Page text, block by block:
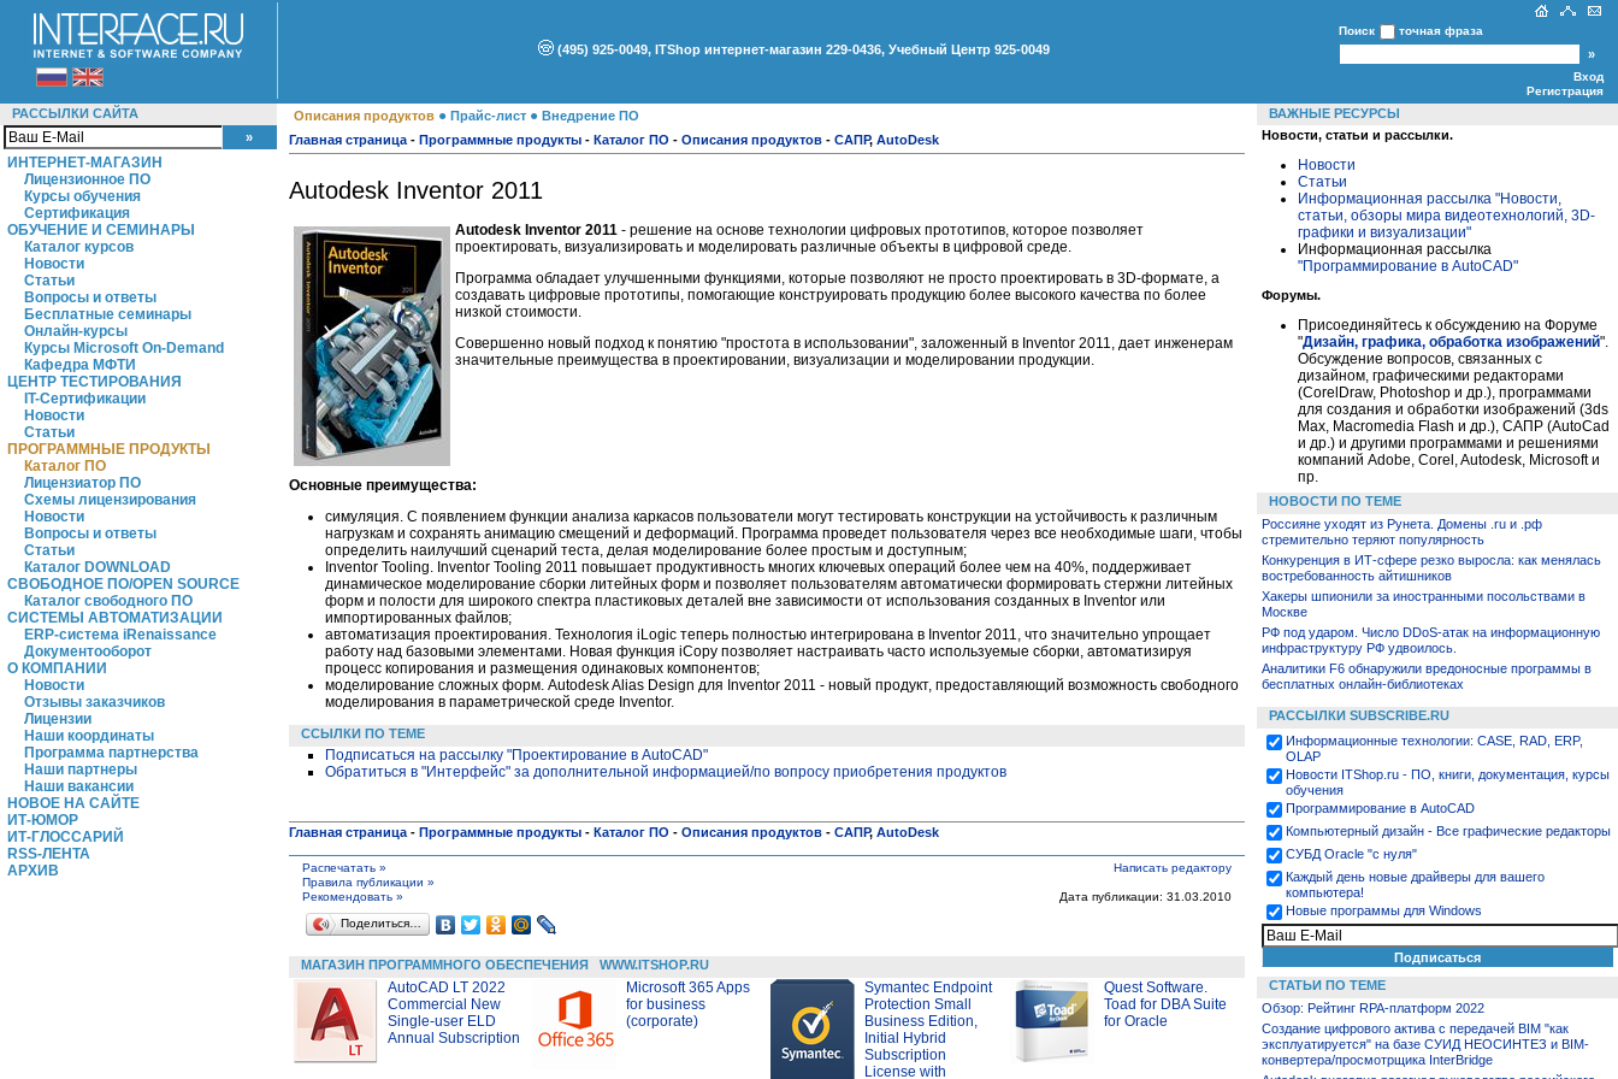
(495) 925-0049, ITShop интернет-магазин 229-0436, Учебный Центр 925-0049
Поиск точная фраза
Вход
Регистрация
РАССЫЛКИ САЙТА
ИНТЕРНЕТ-МАГАЗИН
Лицензионное ПО
Курсы обучения
Сертификация
ОБУЧЕНИЕ И СЕМИНАРЫ
Каталог курсов
Новости
Статьи
Вопросы и ответы
Бесплатные семинары
Онлайн-курсы
Курсы Microsoft On-Demand
Кафедра МФТИ
ЦЕНТР ТЕСТИРОВАНИЯ
IT-Сертификации
Новости
Статьи
ПРОГРАММНЫЕ ПРОДУКТЫ
Каталог ПО
Лицензиатор ПО
Схемы лицензирования
Новости
Вопросы и ответы
Статьи
Каталог DOWNLOAD
СВОБОДНОЕ ПО/OPEN SOURCE
Каталог свободного ПО
СИСТЕМЫ АВТОМАТИЗАЦИИ
ERP-система iRenaissance
Документооборот
О КОМПАНИИ
Новости
Отзывы заказчиков
Лицензии
Наши координаты
Программа партнерства
Наши партнеры
Наши вакансии
НОВОЕ НА САЙТЕ
ИТ-ЮМОР
ИТ-ГЛОССАРИЙ
RSS-ЛЕНТА
АРХИВ
Описания продуктов ● Прайс-лист ● Внедрение ПО
Главная страница - Программные продукты - Каталог ПО - Описания продуктов - САПР, AutoDesk
Autodesk Inventor 2011
Autodesk Inventor 2011 - решение на основе технологии цифровых прототипов, которое позволяет
проектировать, визуализировать и моделировать различные объекты в цифровой среде.
Программа обладает улучшенными функциями, которые позволяют не просто проектировать в 3D-формате, а
создавать цифровые прототипы, помогающие конструировать продукцию более высокого качества по более
низкой стоимости.
Совершенно новый подход к понятию "простота в использовании", заложенный в Inventor 2011, дает инженерам
значительные преимущества в проектировании, визуализации и моделировании продукции.
Основные преимущества:
симуляция. С появлением функции анализа каркасов пользователи могут тестировать конструкции на устойчивость к различным
нагрузкам и сохранять анимацию смещений и деформаций. Программа проведет пользователя через все необходимые шаги, чтобы
определить наилучший сценарий теста, делая моделирование более простым и доступным;
Inventor Tooling. Inventor Tooling 2011 повышает продуктивность многих ключевых операций более чем на 40%, поддерживает
динамическое моделирование сборки литейных форм и позволяет пользователям автоматически формировать стержни литейных
форм и полости для широкого спектра пластиковых деталей вне зависимости от использования созданных в Inventor или
импортированных файлов;
автоматизация проектирования. Технология iLogic теперь полностью интегрирована в Inventor 2011, что значительно упрощает
работу над базовыми элементами. Новая функция iCopy позволяет настраивать часто используемые сборки, автоматизируя
процесс копирования и размещения одинаковых компонентов;
моделирование сложных форм. Autodesk Alias Design для Inventor 2011 - новый продукт, предоставляющий возможность свободного
моделирования в параметрической среде Inventor.
ССЫЛКИ ПО ТЕМЕ
Подписаться на рассылку "Проектирование в AutoCAD"
Обратиться в "Интерфейс" за дополнительной информацией/по вопросу приобретения продуктов
Главная страница - Программные продукты - Каталог ПО - Описания продуктов - САПР, AutoDesk
Распечатать »
Правила публикации »
Написать редактору
Рекомендовать »
Дата публикации: 31.03.2010
Поделиться…
МАГАЗИН ПРОГРАММНОГО ОБЕСПЕЧЕНИЯ WWW.ITSHOP.RU
AutoCAD LT 2022
Commercial New
Single-user ELD
Annual Subscription
Microsoft 365 Apps
for business
(corporate)
Symantec Endpoint
Protection Small
Business Edition,
Initial Hybrid
Subscription
License with
Quest Software.
Toad for DBA Suite
for Oracle
ВАЖНЫЕ РЕСУРСЫ
Новости, статьи и рассылки.
Новости
Статьи
Информационная рассылка "Новости,
статьи, обзоры мира видеотехнологий, 3D-
графики и визуализации"
Информационная рассылка
"Программирование в AutoCAD"
Форумы.
Присоединяйтесь к обсуждению на Форуме
"Дизайн, графика, обработка изображений".
Обсуждение вопросов, связанных с
дизайном, графическими редакторами
(CorelDraw, Photoshop и др.), программами
для создания и обработки изображений (3ds
Max, Macromedia Flash и др.), САПР (AutoCad
и др.) и другими программами и решениями
компаний Adobe, Corel, Autodesk, Microsoft и
пр.
НОВОСТИ ПО ТЕМЕ
Россияне уходят из Рунета. Домены .ru и .рф
стремительно теряют популярность
Конкуренция в ИТ-сфере резко выросла: как менялась
востребованность айтишников
Хакеры шпионили за иностранными посольствами в
Москве
РФ под ударом. Число DDoS-атак на информационную
инфраструктуру РФ удвоилось.
Аналитики F6 обнаружили вредоносные программы в
бесплатных онлайн-библиотеках
РАССЫЛКИ SUBSCRIBE.RU
Информационные технологии: CASE, RAD, ERP,
OLAP
Новости ITShop.ru - ПО, книги, документация, курсы
обучения
Программирование в AutoCAD
Компьютерный дизайн - Все графические редакторы
СУБД Oracle "с нуля"
Каждый день новые драйверы для вашего
компьютера!
Новые программы для Windows
СТАТЬИ ПО ТЕМЕ
Обзор: Рейтинг RPA-платформ 2022
Создание цифрового актива с передачей BIM "как
эксплуатируется" на базе СУИД НЕОСИНТЕЗ и BIM-
конвертера/просмотрщика InterBridge